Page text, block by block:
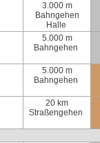
3.000 m
Bahngehen
Halle
5.000 m
Bahngehen
5.000 m
Bahngehen
20 km
Straßengehen